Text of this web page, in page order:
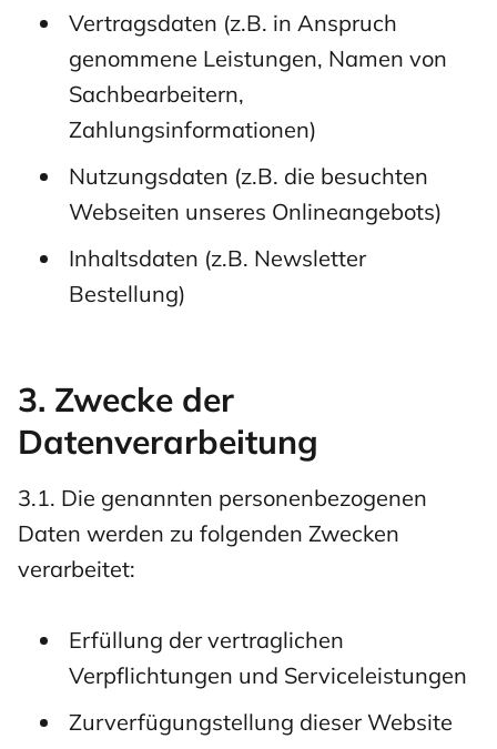
Vertragsdaten (z.B. in Anspruch
genommene Leistungen, Namen von
Sachbearbeitern,
Zahlungsinformationen)
Nutzungsdaten (z.B. die besuchten
Webseiten unseres Onlineangebots)
Inhaltsdaten (z.B. Newsletter
Bestellung)
3. Zwecke der
Datenverarbeitung
3.1. Die genannten personenbezogenen
Daten werden zu folgenden Zwecken
verarbeitet:
Erfüllung der vertraglichen
Verpflichtungen und Serviceleistungen
Zurverfügungstellung dieser Website